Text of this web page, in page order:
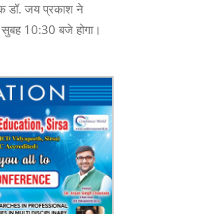
डॉ. जय प्रकाश ने
सुबह 10:30 बजे होगा।